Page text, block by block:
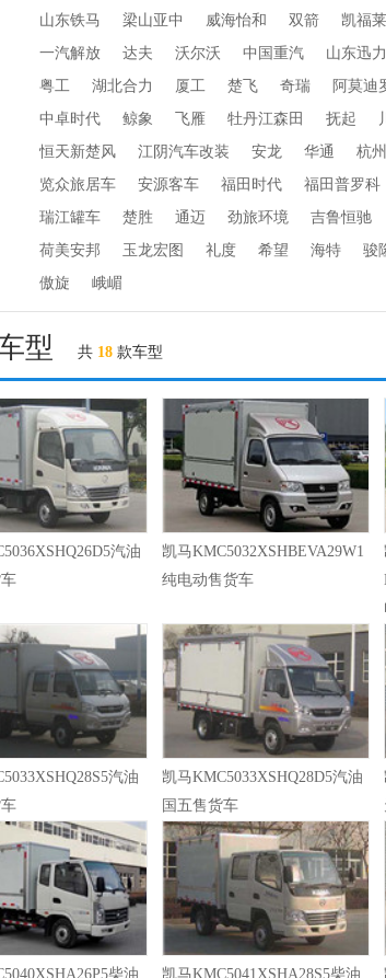
山东铁马
梁山亚中 威海怡和 双箭 凯福莱
一汽解放
达夫 沃尔沃 中国重汽 山东迅力
粤工
湖北合力 厦工 楚飞 奇瑞 阿莫迪
中卓时代
鲸象 飞雁 牡丹江森田 抚起
恒天新楚风
江阴汽车改装 安龙 华通 杭
览众旅居车
安源客车 福田时代 福田普罗科
瑞江罐车
楚胜 通迈 劲旅环境 吉鲁恒驰
荷美安邦
玉龙宏图 礼度 希望 海特 骏
傲旋
峨嵋
型 共 18 款车型
汽油
凯马KMC5032XSHBEVA29W1
纯电动售货车
汽油
凯马KMC5033XSHQ28D5汽油
国五售货车
柴油
凯马KMC5041XSHA28S5柴油